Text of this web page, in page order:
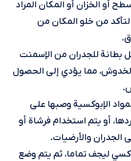
أو الخزان أو المكان المراد
من خلو المكان من
بطانة للجدران من الإسمنت
مما يؤدي إلى الحصول
الإبوكسية وصبها على
أو يتم استخدام فرشاة أو
الجدران والأرضيات.
ليجف تماما، ثم يتم وضع